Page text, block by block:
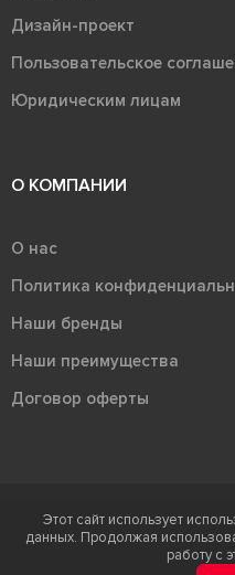
Дизайн-проект
Пользовательское
Юридическим лицам
О КОМПАНИИ
О нас
Политика
Наши бренды
Наши преимущества
Договор оферты
Терра - территория керамики
Ⓒ Правообладателем
Этот сайт использует
данных. Продолжая
работу с